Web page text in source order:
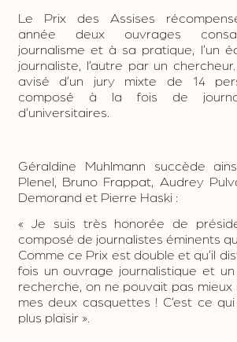
Le Prix des Assises
année deux ouvrages
journalisme et à sa pratique, l’un
journaliste, l’autre par un
avisé d’un jury mixte de 14
composé à la fois de
d’universitaires.
Géraldine Muhlmann succède
Plenel, Bruno Frappat, Audrey
Demorand et Pierre Haski :
« Je suis très honorée de
composé de journalistes éminents
Comme ce Prix est double et qu’il
fois un ouvrage journalistique et
recherche, on ne pouvait pas mieux
mes deux casquettes ! C’est ce
plus plaisir ».